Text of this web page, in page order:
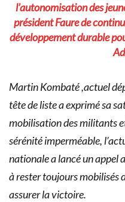
l’autonomisation des
président Faure de
développement durable
Martin Kombaté ,actuel
tête de liste a exprimé sa
mobilisation des militants
sérénité imperméable,
nationale a lancé un appel
à rester toujours mobilisés
assurer la victoire.